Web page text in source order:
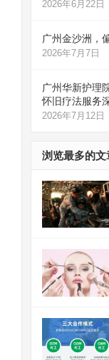
2026年6月22日
广州金沙洲，
2026年7月7日
广州华新护理
怀旧疗法服务
2026年7月12日
浏览最多的文